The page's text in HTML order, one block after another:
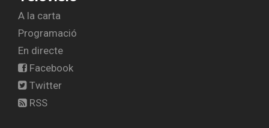
A la carta
Programació
En directe
Facebook
Twitter
RSS